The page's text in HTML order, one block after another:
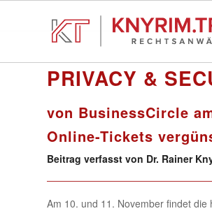
PRIVACY &
von BusinessCircle
Online-Tickets
Beitrag verfasst von Dr. Rainer
Am 10. und 11. November findet die